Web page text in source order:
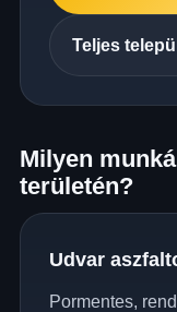
Teljes
Milyen
területén?
Udvar
Pormentes,